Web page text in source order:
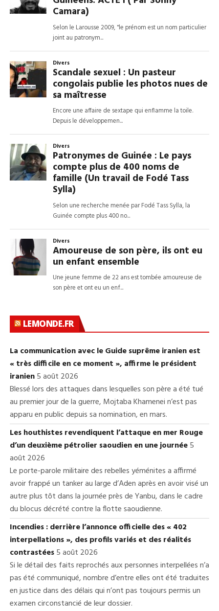
LEMONDE.FR
La communication avec le Guide suprême iranien est
« très difficile en ce moment », affirme le président
iranien5 août 2026
Blessé lors des attaques dans lesquelles son père a été tué
au premier jour de la guerre, Mojtaba Khamenei n’est pas
apparu en public depuis sa nomination, en mars.
Les houthistes revendiquent l’attaque en mer Rouge
d’un deuxième pétrolier saoudien en une journée5
août 2026
Le porte-parole militaire des rebelles yéménites a affirmé
avoir frappé un tanker au large d’Aden après en avoir visé un
autre plus tôt dans la journée près de Yanbu, dans le cadre
du blocus décrété contre la flotte saoudienne.
Incendies : derrière l’annonce officielle des « 402
interpellations », des profils variés et des réalités
contrastées5 août 2026
Si le détail des faits reprochés aux personnes interpellées n’a
pas été communiqué, nombre d’entre elles ont été traduites
en justice dans des délais qui n’ont pas toujours permis un
examen circonstancié de leur dossier.